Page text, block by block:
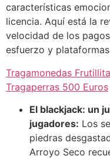
características
licencia. Aquí está la
velocidad de los
esfuerzo y
Tragamonedas
Tragaperras 500 Euros
El blackjack: un
jugadores: Los
piedras
Arroyo Seco